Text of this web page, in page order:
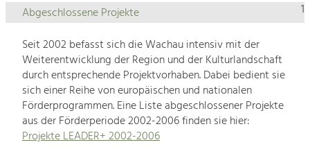
1
Abgeschlossene Projekte
Seit 2002 befasst sich die Wachau intensiv mit der
Weiterentwicklung der Region und der Kulturlandschaft
durch entsprechende Projektvorhaben. Dabei bedient sie
sich einer Reihe von europäischen und nationalen
Förderprogrammen. Eine Liste abgeschlossener Projekte
aus der Förderperiode 2002-2006 finden sie hier:
Projekte LEADER+ 2002-2006